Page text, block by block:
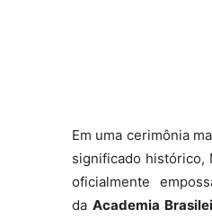
Em uma cerimônia
significado histórico,
oficialmente
da Academia